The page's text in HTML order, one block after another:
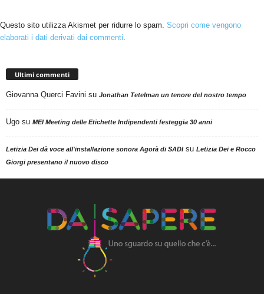
Questo sito utilizza Akismet per ridurre lo spam. Scopri come vengono
elaborati i dati derivati dai commenti.
Ultimi commenti
Giovanna Querci Favini su Jonathan Tetelman un tenore del nostro tempo
Ugo su MEI Meeting delle Etichette Indipendenti festeggia 30 anni
Letizia Dei dà voce all'installazione sonora Agorà di SADIsu Letizia Dei e Rocco
Giorgi presentano il nuovo disco